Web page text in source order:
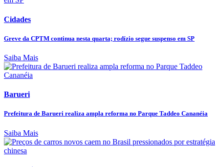
Cidades
Greve da CPTM continua nesta quarta; rodízio segue suspenso em SP
Saiba Mais
Barueri
Prefeitura de Barueri realiza ampla reforma no Parque Taddeo Cananéia
Saiba Mais